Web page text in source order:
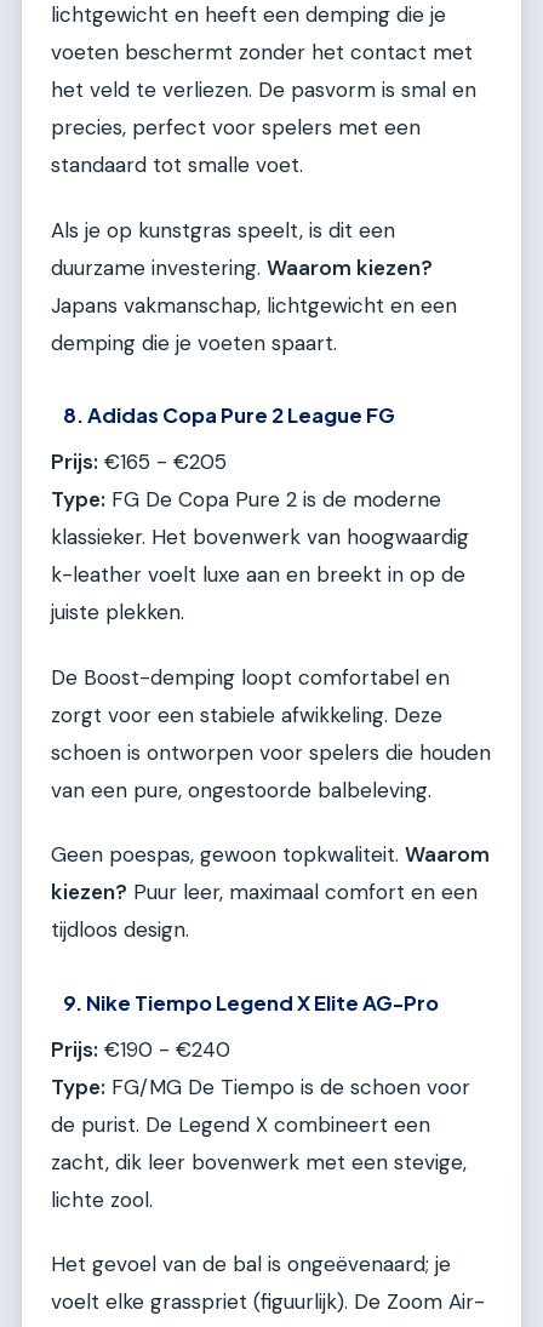
lichtgewicht en heeft een demping die je
voeten beschermt zonder het contact met
het veld te verliezen. De pasvorm is smal en
precies, perfect voor spelers met een
standaard tot smalle voet.
Als je op kunstgras speelt, is dit een
duurzame investering. Waarom kiezen?
Japans vakmanschap, lichtgewicht en een
demping die je voeten spaart.
8. Adidas Copa Pure 2 League FG
Prijs: €165 - €205
Type: FG De Copa Pure 2 is de moderne
klassieker. Het bovenwerk van hoogwaardig
k-leather voelt luxe aan en breekt in op de
juiste plekken.
De Boost-demping loopt comfortabel en
zorgt voor een stabiele afwikkeling. Deze
schoen is ontworpen voor spelers die houden
van een pure, ongestoorde balbeleving.
Geen poespas, gewoon topkwaliteit. Waarom
kiezen? Puur leer, maximaal comfort en een
tijdloos design.
9. Nike Tiempo Legend X Elite AG-Pro
Prijs: €190 - €240
Type: FG/MG De Tiempo is de schoen voor
de purist. De Legend X combineert een
zacht, dik leer bovenwerk met een stevige,
lichte zool.
Het gevoel van de bal is ongeëvenaard; je
voelt elke grasspriet (figuurlijk). De Zoom Air-